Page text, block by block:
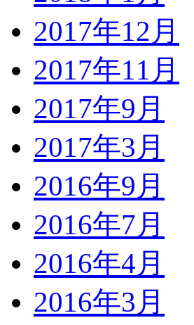
2017年12月
2017年11月
2017年9月
2017年3月
2016年9月
2016年7月
2016年4月
2016年3月